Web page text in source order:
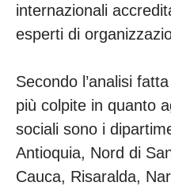
internazionali
esperti di
Secondo l’analisi
più colpite in quanto
sociali sono i
Antioquia, Nord di
Cauca, Risaralda,